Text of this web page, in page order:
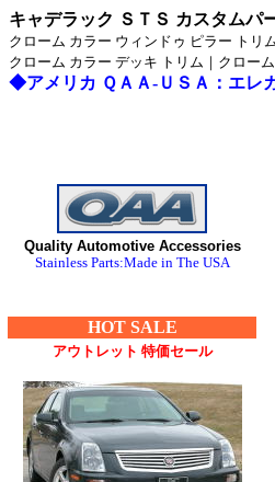
Quality Automotive Accessories
Stainless Parts:Made in The USA
HOT SALE
アウトレット 特価セール
キャデラック ＳＴＳ カスタムパ
クローム カラー ウィンドゥ ピラー トリ
クローム カラー デッキ トリム｜クロー
◆アメリカ ＱＡＡ-ＵＳＡ：エレ